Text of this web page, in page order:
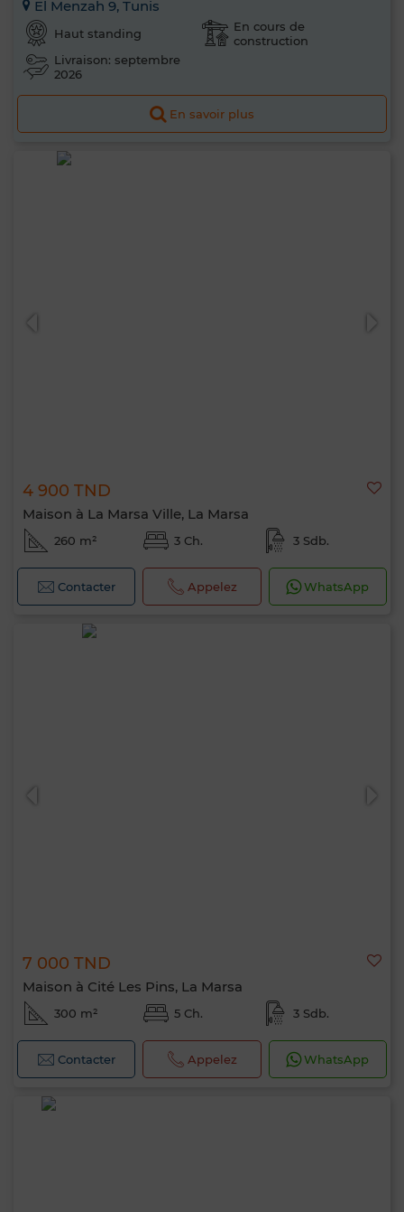
El Menzah 9, Tunis
Haut standing
En cours de
construction
Livraison: septembre
2026
En savoir plus
4 900 TND
Maison à La Marsa Ville, La Marsa
260 m² 3 Ch. 3 Sdb.
Contacter Appelez WhatsApp
7 000 TND
Maison à Cité Les Pins, La Marsa
300 m² 5 Ch. 3 Sdb.
Contacter Appelez WhatsApp